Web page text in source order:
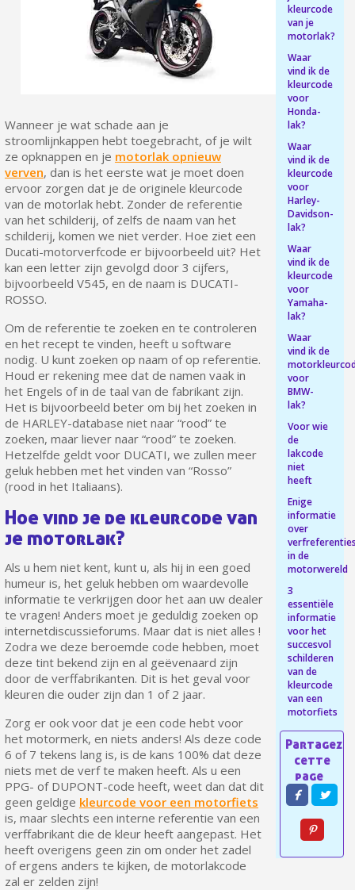
Retourneer producten binnen 14 dagen
5€ korting op de eerste bestelling
10€ shopping voucher voor elke verwijzing
Schrijf je in voor de nieuwsbrief: €5 korting
Betaling in 4x gratis vanaf een aankoopwaarde van 30€.
Je online offerte in minder dan 1 minuut
Deel je creaties en ontvang shopping vouchers
Verzamel loyaliteitspunten bij elke bestelling
Retourneer producten binnen 14 dagen
5€ korting op de eerste bestelling
10€ shopping voucher voor elke verwijzing
Schrijf je in voor de nieuwsbrief: €5 korting
Schrijf je in voor de nieuwsbrief: €5 korting
Levering binnen 48-72 uur in Nederland
Betaling in 4x gratis vanaf een aankoopwaarde van 30€.
Je online offerte in minder dan 1 minuut
Deel je creaties en ontvang shopping vouchers
Verzamel loyaliteitspunten bij elke bestelling
Retourneer producten binnen 14 dagen
5€ korting op de eerste bestelling
10€ shopping voucher voor elke verwijzing
Schrijf je in voor de nieuwsbrief: €5 korting
Levering binnen 48-72 uur in Nederland
Betaling in 4x gratis vanaf een aankoopwaarde van 30€.
Je online offerte in minder dan 1 minuut
Deel je creaties en ontvang shopping vouchers
Wanneer je wat schade aan je
stroomlijnkappen hebt toegebracht, of je wilt
ze opknappen en je motorlak opnieuw
verven, dan is het eerste wat je moet doen
ervoor zorgen dat je de originele kleurcode
van de motorlak hebt. Zonder de referentie
van het schilderij, of zelfs de naam van het
schilderij, komen we niet verder. Hoe ziet een
Ducati-motorverfcode er bijvoorbeeld uit? Het
kan een letter zijn gevolgd door 3 cijfers,
bijvoorbeeld V545, en de naam is DUCATI-
ROSSO.
Om de referentie te zoeken en te controleren
en het recept te vinden, heeft u software
nodig. U kunt zoeken op naam of op referentie.
Houd er rekening mee dat de namen vaak in
het Engels of in de taal van de fabrikant zijn.
Het is bijvoorbeeld beter om bij het zoeken in
de HARLEY-database niet naar “rood” te
zoeken, maar liever naar “rood” te zoeken.
Hetzelfde geldt voor DUCATI, we zullen meer
geluk hebben met het vinden van “Rosso”
(rood in het Italiaans).
Hoe vind je de kleurcode van
je motorlak?
Als u hem niet kent, kunt u, als hij in een goed
humeur is, het geluk hebben om waardevolle
informatie te verkrijgen door het aan uw dealer
te vragen! Anders moet je geduldig zoeken op
internetdiscussieforums. Maar dat is niet alles !
Zodra we deze beroemde code hebben, moet
deze tint bekend zijn en al geëvenaard zijn
door de verffabrikanten. Dit is het geval voor
kleuren die ouder zijn dan 1 of 2 jaar.
Zorg er ook voor dat je een code hebt voor
het motormerk, en niets anders! Als deze code
6 of 7 tekens lang is, is de kans 100% dat deze
niets met de verf te maken heeft. Als u een
PPG- of DUPONT-code heeft, weet dan dat dit
geen geldige kleurcode voor een motorfiets
is, maar slechts een interne referentie van een
verffabrikant die de kleur heeft aangepast. Het
heeft overigens geen zin om onder het zadel
of ergens anders te kijken, de motorlakcode
zal er zelden zijn!
kleurcode
van je
motorlak?
Waar
vind ik de
kleurcode
voor
Honda-
lak?
Waar
vind ik de
kleurcode
voor
Harley-
Davidson-
lak?
Waar
vind ik de
kleurcode
voor
Yamaha-
lak?
Waar
vind ik de
voor
BMW-
lak?
Voor wie
de
lakcode
niet
heeft
Enige
informatie
over
in de
motorwereld
3
essentiële
informatie
voor het
succesvol
schilderen
van de
kleurcode
van een
motorfiets